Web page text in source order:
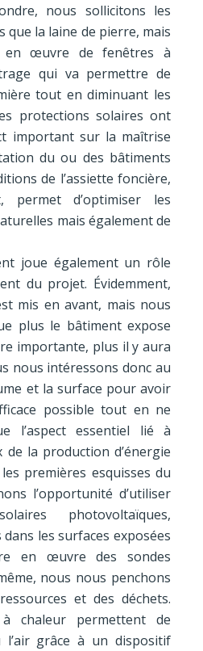
nous sollicitons les
la laine de pierre, mais
en œuvre de fenêtres à
qui va permettre de
tout en diminuant les
protections solaires ont
important sur la maîtrise
du ou des bâtiments
de l’assiette foncière,
permet d’optimiser les
mais également de
joue également un rôle
du projet. Évidemment,
mis en avant, mais nous
plus le bâtiment expose
importante, plus il y aura
nous intéressons donc au
et la surface pour avoir
possible tout en ne
l’aspect essentiel lié à
de la production d’énergie
premières esquisses du
l’opportunité d’utiliser
photovoltaïques,
les surfaces exposées
en œuvre des sondes
nous nous penchons
et des déchets.
chaleur permettent de
l’air grâce à un dispositif